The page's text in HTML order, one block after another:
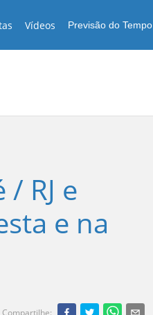
Vídeos Previsão do Tempo
RJ e
e na
Compartilhe: